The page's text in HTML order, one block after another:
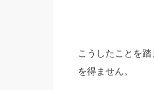
こうしたことを
を得ません。